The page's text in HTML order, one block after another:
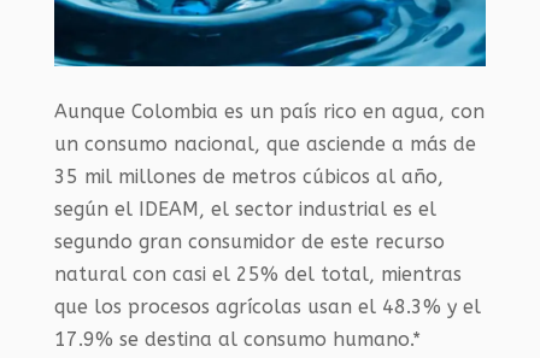
Aunque Colombia es un país rico en agua, con
un consumo nacional, que asciende a más de
35 mil millones de metros cúbicos al año,
según el IDEAM, el sector industrial es el
segundo gran consumidor de este recurso
natural con casi el 25% del total, mientras
que los procesos agrícolas usan el 48.3% y el
17.9% se destina al consumo humano.*